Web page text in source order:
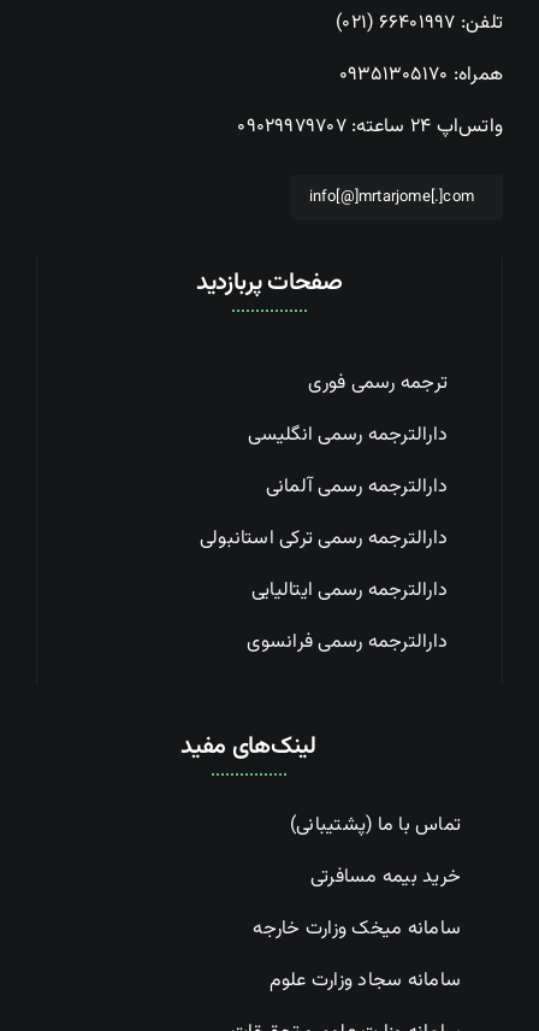
تلفن: ۶۶۴۰۱۹۹۷ (۰۲۱)
همراه: ۰۹۳۵۱۳۰۵۱۷۰
واتس‌اپ ۲۴ ساعته:
۰۹۰۲۹۹۷۹۷۰۷
info[@]mrtarjome[.]com
صفحات پربازدید
ترجمه رسمی فوری
دارالترجمه رسمی انگلیسی
دارالترجمه رسمی آلمانی
دارالترجمه رسمی ترکی استانبولی
دارالترجمه رسمی ایتالیایی
دارالترجمه رسمی فرانسوی
لینک‌های مفید
تماس با ما (پشتیبانی)
خرید بیمه مسافرتی
سامانه میخک وزارت خارجه
سامانه سجاد وزارت علوم